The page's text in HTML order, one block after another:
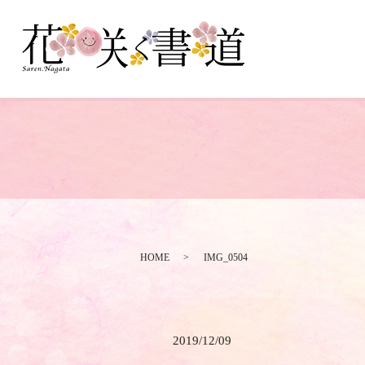
HOME IMG_0504
2019/12/09